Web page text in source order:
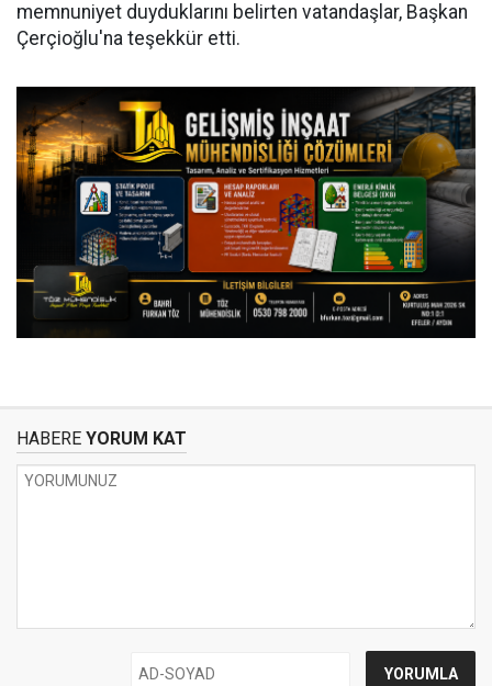
memnuniyet duyduklarını belirten vatandaşlar, Başkan
Çerçioğlu'na teşekkür etti.
HABERE YORUM KAT